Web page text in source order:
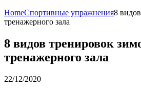
HomeСпортивные упражнения8
тренажерного зала
8 видов тренировок
тренажерного зала
22/12/2020